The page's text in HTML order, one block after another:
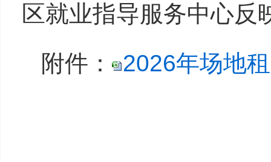
区就业指导服务中心反
附件：
2026年场地